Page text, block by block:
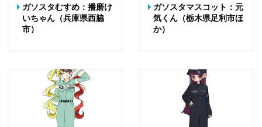
ガソスタむすめ：播磨け
いちゃん（兵庫県西脇
市）
ガソスタマスコット：元
気くん（栃木県足利市ほ
か）